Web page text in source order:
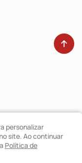
personalizar
site. Ao continuar
Política de